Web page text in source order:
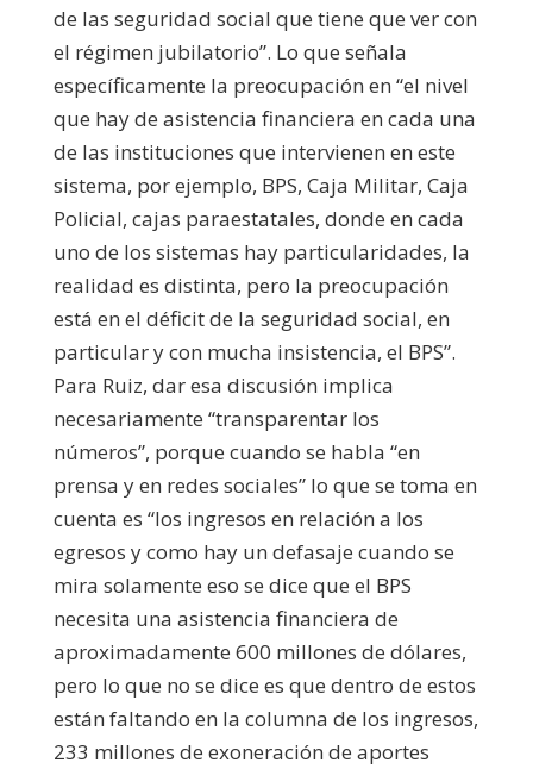
de las seguridad social que tiene que ver con
el régimen jubilatorio”. Lo que señala
específicamente la preocupación en “el nivel
que hay de asistencia financiera en cada una
de las instituciones que intervienen en este
sistema, por ejemplo, BPS, Caja Militar, Caja
Policial, cajas paraestatales, donde en cada
uno de los sistemas hay particularidades, la
realidad es distinta, pero la preocupación
está en el déficit de la seguridad social, en
particular y con mucha insistencia, el BPS”.
Para Ruiz, dar esa discusión implica
necesariamente “transparentar los
números”, porque cuando se habla “en
prensa y en redes sociales” lo que se toma en
cuenta es “los ingresos en relación a los
egresos y como hay un defasaje cuando se
mira solamente eso se dice que el BPS
necesita una asistencia financiera de
aproximadamente 600 millones de dólares,
pero lo que no se dice es que dentro de estos
están faltando en la columna de los ingresos,
233 millones de exoneración de aportes